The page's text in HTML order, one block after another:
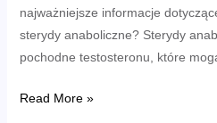
najważniejsze informacje
sterydy anaboliczne? Sterydy
pochodne testosteronu, które
Kup
Read More »